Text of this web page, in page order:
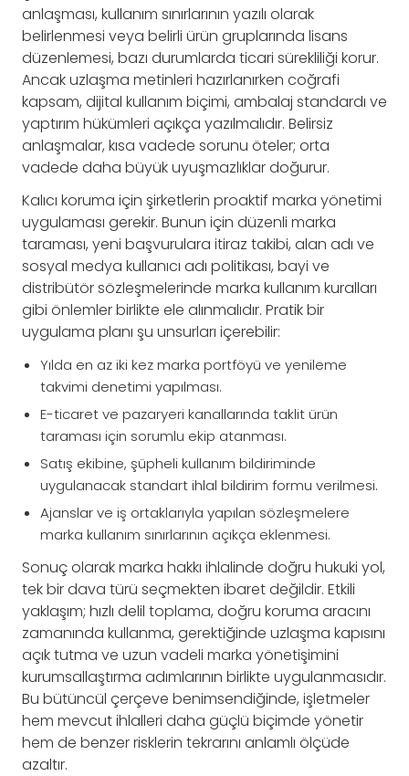
anlaşması, kullanım sınırlarının yazılı olarak
belirlenmesi veya belirli ürün gruplarında lisans
düzenlemesi, bazı durumlarda ticari sürekliliği korur.
Ancak uzlaşma metinleri hazırlanırken coğrafi
kapsam, dijital kullanım biçimi, ambalaj standardı ve
yaptırım hükümleri açıkça yazılmalıdır. Belirsiz
anlaşmalar, kısa vadede sorunu öteler; orta
vadede daha büyük uyuşmazlıklar doğurur.
Kalıcı koruma için şirketlerin proaktif marka yönetimi
uygulaması gerekir. Bunun için düzenli marka
taraması, yeni başvurulara itiraz takibi, alan adı ve
sosyal medya kullanıcı adı politikası, bayi ve
distribütör sözleşmelerinde marka kullanım kuralları
gibi önlemler birlikte ele alınmalıdır. Pratik bir
uygulama planı şu unsurları içerebilir:
Yılda en az iki kez marka portföyü ve yenileme
takvimi denetimi yapılması.
E-ticaret ve pazaryeri kanallarında taklit ürün
taraması için sorumlu ekip atanması.
Satış ekibine, şüpheli kullanım bildiriminde
uygulanacak standart ihlal bildirim formu verilmesi.
Ajanslar ve iş ortaklarıyla yapılan sözleşmelere
marka kullanım sınırlarının açıkça eklenmesi.
Sonuç olarak marka hakkı ihlalinde doğru hukuki yol,
tek bir dava türü seçmekten ibaret değildir. Etkili
yaklaşım; hızlı delil toplama, doğru koruma aracını
zamanında kullanma, gerektiğinde uzlaşma kapısını
açık tutma ve uzun vadeli marka yönetişimini
kurumsallaştırma adımlarının birlikte uygulanmasıdır.
Bu bütüncül çerçeve benimsendiğinde, işletmeler
hem mevcut ihlalleri daha güçlü biçimde yönetir
hem de benzer risklerin tekrarını anlamlı ölçüde
azaltır.